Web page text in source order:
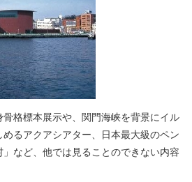
格標本展示や、関門海峡を背景にイル
るアクアシアター、日本最大級のペン
など、他では見ることのできない内容